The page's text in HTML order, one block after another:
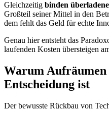
Gleichzeitig binden
Großteil seiner Mittel in den
dem fehlt das Geld für echte
Genau hier entsteht das
laufenden Kosten übersteigen
Warum Aufräumen
Entscheidung ist
Der bewusste Rückbau von